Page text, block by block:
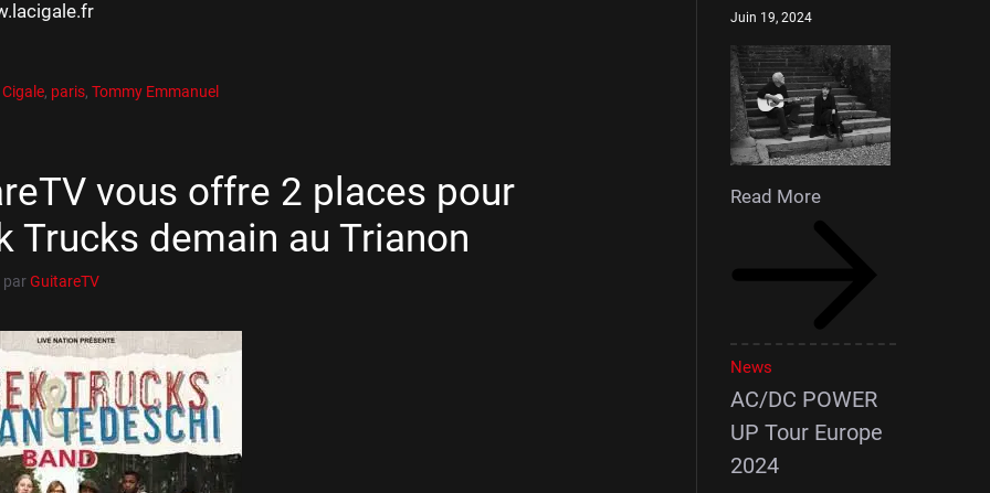
, paris,Tommy Emmanuel
vous offre 2 places pour
Trucks demain au Trianon
parGuitareTV
Juin 19, 2024
Read More
News
AC/DC POWER
UP Tour Europe
2024